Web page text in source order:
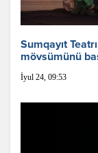
Sumqayıt
mövsümünü
İyul 24, 09:53